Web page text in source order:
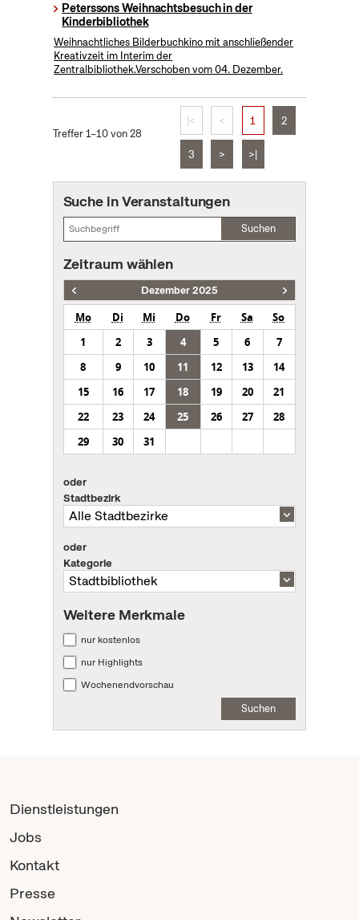
Peterssons Weihnachtsbesuch in der
Kinderbibliothek
Weihnachtliches Bilderbuchkino mit anschließender
Kreativzeit im Interim der
Zentralbibliothek.Verschoben vom 04. Dezember.
Treffer 1–10 von 28
|< < 1 2
3 > >|
Suche in Veranstaltungen
Suchen
Zeitraum wählen
Dezember 2025
Mo Di Mi Do Fr Sa
So
1
2 3 4 5 6
7
8
9 10 11 12 13
14
15
16 17 18 19 20
21
22
23 24 25 26 27
28
29
30 31
oder
Stadtbezirk
oder
Kategorie
Weitere Merkmale
nur kostenlos
nur Highlights
Wochenendvorschau
Suchen
Dienstleistungen
Jobs
Kontakt
Presse